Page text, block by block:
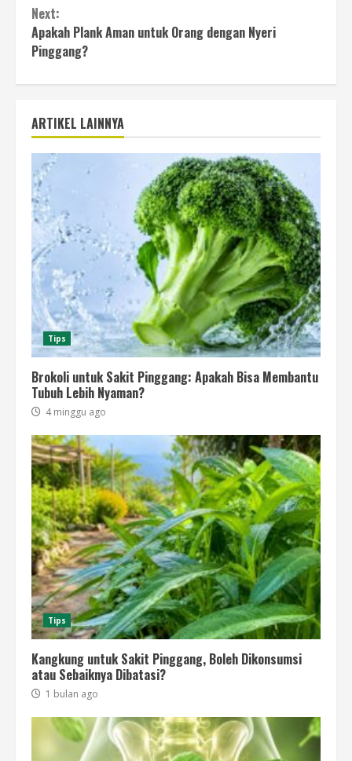
Next:
Apakah Plank Aman untuk Orang dengan Nyeri
Pinggang?
ARTIKEL LAINNYA
Tips
Brokoli untuk Sakit Pinggang: Apakah Bisa Membantu
Tubuh Lebih Nyaman?
4 minggu ago
Tips
Kangkung untuk Sakit Pinggang, Boleh Dikonsumsi
atau Sebaiknya Dibatasi?
1 bulan ago